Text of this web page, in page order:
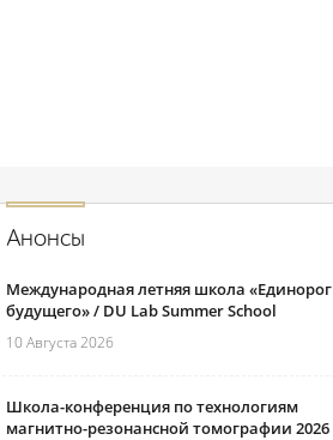
Анонсы
Международная летняя школа «Единорог
будущего» / DU Lab Summer School
10 Августа 2026
Школа-конференция по технологиям
магнитно-резонансной томографии 2026